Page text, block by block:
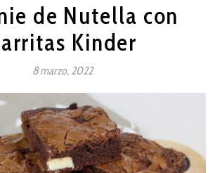
de Nutella con
Kinder
8 marzo, 2022